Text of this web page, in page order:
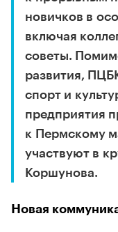
новичков в
включая
советы.
развития,
спорт и
предприятия
к Пермскому
участвуют в
Коршунова.
Новая